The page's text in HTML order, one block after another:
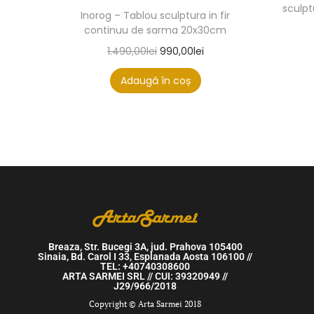
Inorog – Tablou sculptura in fir
continuu de sarma 20x30cm
1.490,00lei 990,00lei
Adaugă în coș
Breaza, Str. Bucegi 3A, jud. Prahova 105400
Sinaia, Bd. Carol I 33, Esplanada Aosta 106100 //
TEL: +40740308600
ARTA SARMEI SRL // CUI: 39320949 //
J29/966/2018
Copyright © Arta Sarmei 2018